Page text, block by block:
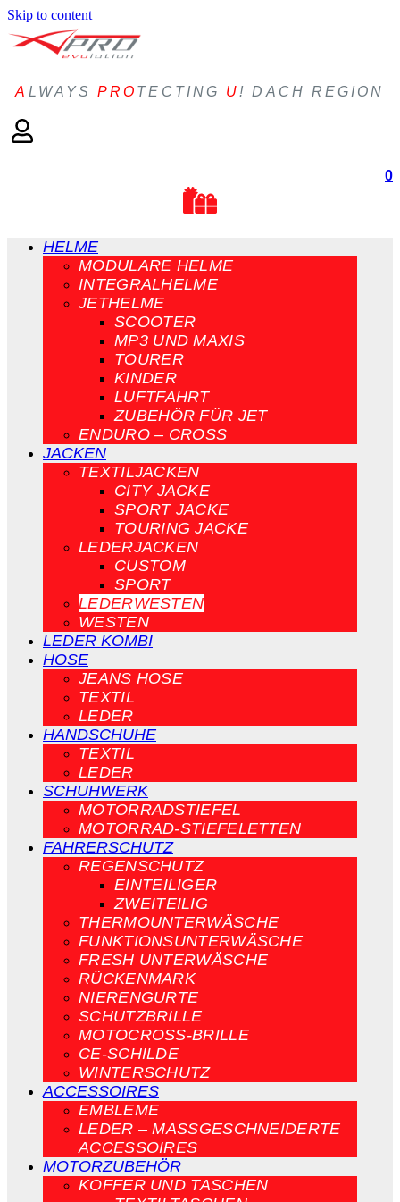
Skip to content
A LWAYSPRO TECTING U! DACH REGION
0
HELME
MODULARE HELME
INTEGRALHELME
JETHELME
SCOOTER
MP3 UND MAXIS
TOURER
KINDER
LUFTFAHRT
ZUBEHÖR FÜR JET
ENDURO – CROSS
JACKEN
TEXTILJACKEN
CITY JACKE
SPORT JACKE
TOURING JACKE
LEDERJACKEN
CUSTOM
SPORT
LEDERWESTEN
WESTEN
LEDER KOMBI
HOSE
JEANS HOSE
TEXTIL
LEDER
HANDSCHUHE
TEXTIL
LEDER
SCHUHWERK
MOTORRADSTIEFEL
MOTORRAD-STIEFELETTEN
FAHRERSCHUTZ
REGENSCHUTZ
EINTEILIGER
ZWEITEILIG
THERMOUNTERWÄSCHE
FUNKTIONSUNTERWÄSCHE
FRESH UNTERWÄSCHE
RÜCKENMARK
NIERENGURTE
SCHUTZBRILLE
MOTOCROSS-BRILLE
CE-SCHILDE
WINTERSCHUTZ
ACCESSOIRES
EMBLEME
LEDER – MASSGESCHNEIDERTE A
CCESSOIRES
MOTORZUBEHÖR
KOFFER UND TASCHEN